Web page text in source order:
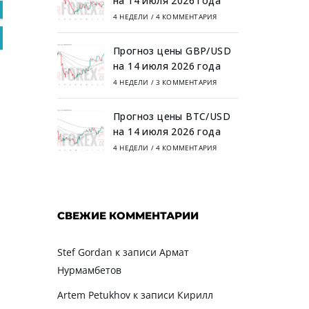
4 НЕДЕЛИ / 4 КОММЕНТАРИЯ
Прогноз цены GBP/USD
на 14 июля 2026 года
4 НЕДЕЛИ / 3 КОММЕНТАРИЯ
Прогноз цены BTC/USD
на 14 июля 2026 года
4 НЕДЕЛИ / 4 КОММЕНТАРИЯ
СВЕЖИЕ КОММЕНТАРИИ
Stef Gordan к записи Армат
Нурмамбетов
Artem Petukhovк записи Кирилл